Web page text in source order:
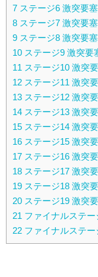
7 ステージ6 激突要
8 ステージ7 激突要
9 ステージ8 激突要
10 ステージ9 激突要
11 ステージ10 激突
12 ステージ11 激突
13 ステージ12 激突
14 ステージ13 激突
15 ステージ14 激突
16 ステージ15 激突
17 ステージ16 激突
18 ステージ17 激突
19 ステージ18 激突
20 ステージ19 激突
21 ファイナルステ
22 ファイナルステ